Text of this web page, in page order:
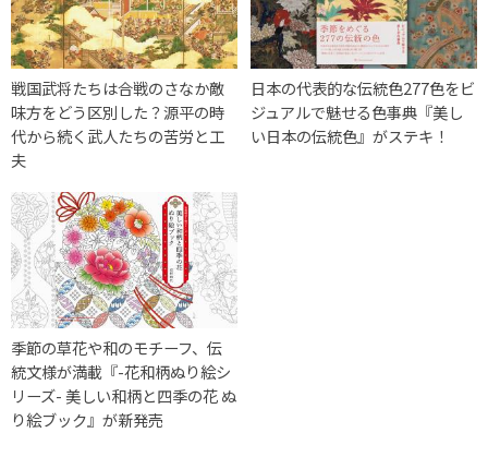
戦国武将たちは合戦のさなか敵
味方をどう区別した？源平の時
代から続く武人たちの苦労と工
夫
日本の代表的な伝統色277色をビ
ジュアルで魅せる色事典『美し
い日本の伝統色』がステキ！
季節の草花や和のモチーフ、伝
統文様が満載『-花和柄ぬり絵シ
リーズ- 美しい和柄と四季の花 ぬ
り絵ブック』が新発売